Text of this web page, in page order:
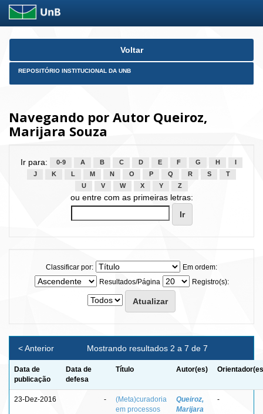
Skip
Voltar
REPOSITÓRIO INSTITUCIONAL DA UNB
Navegando por Autor Queiroz,
Marijara Souza
Ir para: 0-9 A B C D E F G H
J
K L M N O P Q R S
T
U
V W X Y Z
ou entre com as primeiras letras:
Classificar por:
Em ordem:
Resultados/Página
Registro(s):
Mostrando resultados 2 a 7 de 7
< Anterior
Data de
publicação
Data de
defesa
Título Autor(es)
23-Dez-2016 -
(Meta)curadoria
em processos
Queiroz,
Marijara
-